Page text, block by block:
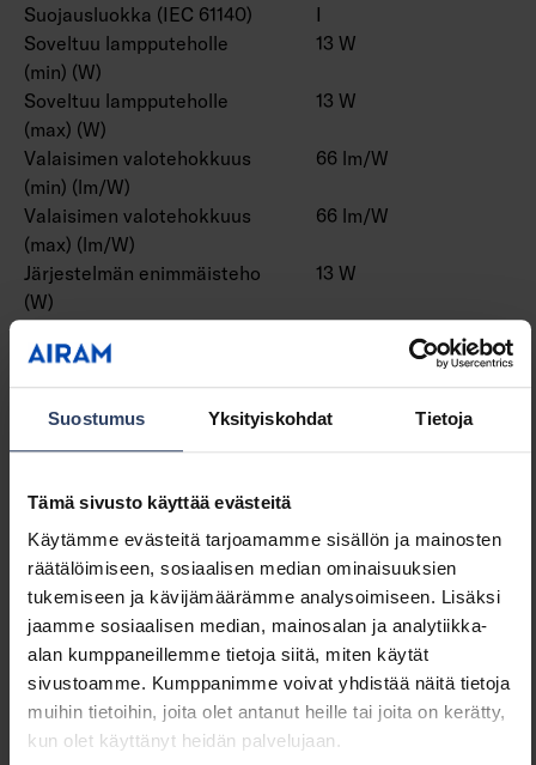
Suostumus Yksityiskohdat Tietoja
Tämä sivusto käyttää evästeitä
Käytämme evästeitä tarjoamamme sisällön ja mainosten
räätälöimiseen, sosiaalisen median ominaisuuksien
tukemiseen ja kävijämäärämme analysoimiseen. Lisäksi
jaamme sosiaalisen median, mainosalan ja analytiikka-
alan kumppaneillemme tietoja siitä, miten käytät
sivustoamme. Kumppanimme voivat yhdistää näitä tietoja
muihin tietoihin, joita olet antanut heille tai joita on kerätty,
kun olet käyttänyt heidän palvelujaan.
Suojausluokka (IEC 61140)
I
Soveltuu lampputeholle
(min) (W)
13 W
Soveltuu lampputeholle
(max) (W)
13 W
Valaisimen valotehokkuus
(min) (lm/W)
66 lm/W
Valaisimen valotehokkuus
(max) (lm/W)
66 lm/W
Järjestelmän enimmäisteho
(W)
13 W
(lm/W)
Tehokerroin
0.9
Kokonaisharmoninen särö
(THD) (%)
20 %
(THD)
Himmennys ja ohjaus
Himmennettävä
Himmennys 0-10 V
Ei
Himmennys 1-10 V
Ei
Himmennys DALI
Himmennys DALI-2